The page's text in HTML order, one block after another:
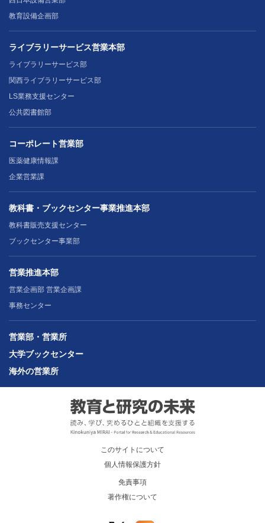
教育設備企画部
ライブラリーサービス営業本部
ライブラリーサービス部
関西ライブラリーサービス部
LS業務支援センター
公共図書館部
コーポレート営業部
医薬健康情報課
企業営業課
教科書・ブックセンター事業推進本部
教科書販売支援センター
ブックセンター事業部
営業推進本部
営業企画部 営業企画課
事務センター
営業部・営業所
大学ブックセンター
海外の営業所
このサイトについて
個人情報保護方針
免責事項
著作権について